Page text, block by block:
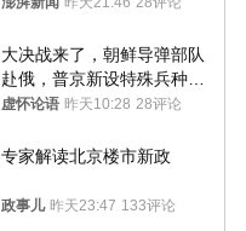
大决战来了，朝鲜导弹部队
赴俄，普京新设特殊兵种，
76岁老将扛旗
虚怀论语 昨天10:28 28评论
专家解读北京楼市新政
政事儿 昨天23:47 133评论